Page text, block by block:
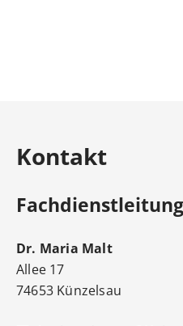
Kontakt
Fachdienstleitung
Dr. Maria Malt
Allee 17
74653 Künzelsau